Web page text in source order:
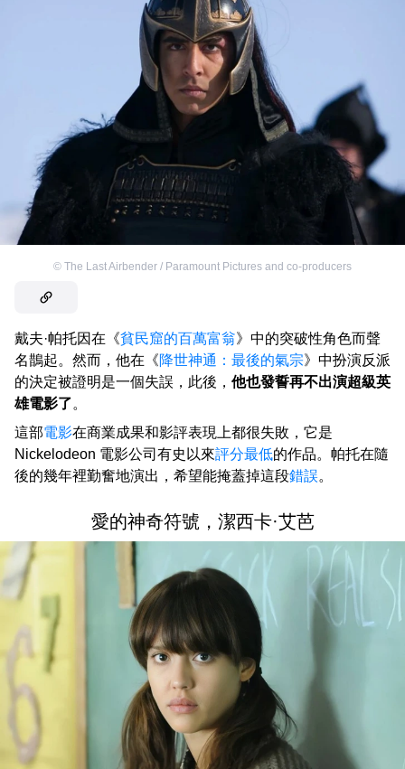
© The Last Airbender / Paramount Pictures and co-producers
戴夫·帕托因在《貧民窟的百萬富翁》中的突破性角色而聲
名鵲起。然而，他在《降世神通：最後的氣宗》中扮演反派
的決定被證明是一個失誤，此後， 他也發誓再不出演超級英
雄電影了。
這部電影在商業成果和影評表現上都很失敗，它是
Nickelodeon 電影公司有史以來評分最低的作品。帕托在隨
後的幾年裡勤奮地演出，希望能掩蓋掉這段錯誤。
愛的神奇符號，潔西卡·艾芭